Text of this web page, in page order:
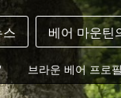
베어 마운틴
브라운 베어 프로